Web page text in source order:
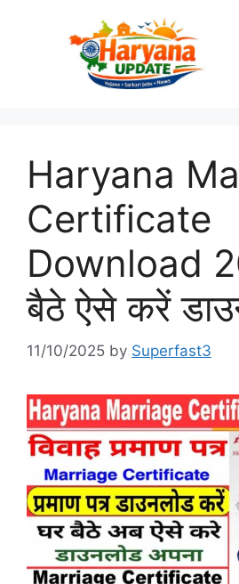
Haryana
Certificate
Download
बैठे ऐसे करें
11/10/2025 by Superfast3